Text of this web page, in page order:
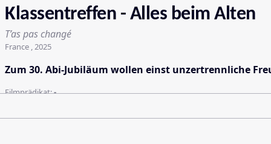
Klassentreffen - Alles beim Alten
T’as pas changé
France , 2025
Zum 30. Abi-Jubiläum wollen einst unzertrennliche
Filmprädikat:-